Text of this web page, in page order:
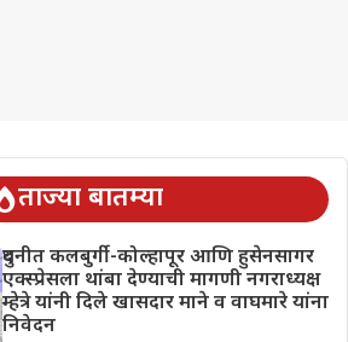
ताज्या बातम्या
दुधनीत कलबुर्गी-कोल्हापूर आणि हुसेनसागर
एक्स्प्रेसला थांबा देण्याची मागणी नगराध्यक्ष
म्हेत्रे यांनी दिले खासदार माने व वाघमारे यांना
निवेदन